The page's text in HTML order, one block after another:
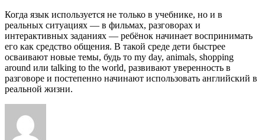
Когда язык используется не только в учебнике, но и в
реальных ситуациях — в фильмах, разговорах и
интерактивных заданиях — ребёнок начинает воспринимать
его как средство общения. В такой среде дети быстрее
осваивают новые темы, будь то my day, animals, shopping
around или talking to the world, развивают уверенность в
разговоре и постепенно начинают использовать английский в
реальной жизни.